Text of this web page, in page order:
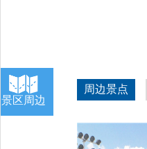
景区周边
周边景点